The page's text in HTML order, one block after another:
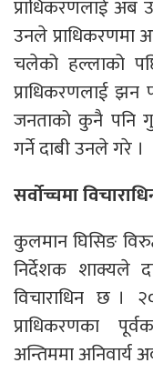
प्राधिकरणलाई अब
उनले
चलेको हल्लाको
प्राधिकरणलाई झन
जनताको कुनै पनि
गर्ने दाबी उनले गरे ।
सर्वोच्चमा
कुलमान घिसिङ
निर्देशक शाक्यले
विचाराधिन छ ।
प्राधिकरणका
अन्तिममा अनिवार्य